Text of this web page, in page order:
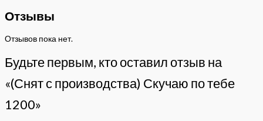
Отзывы
Отзывов пока нет.
Будьте первым, кто оставил отзыв на
«(Снят с производства) Скучаю по тебе
1200»